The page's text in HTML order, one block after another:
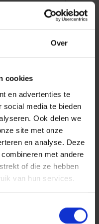
Over
cookies
en advertenties te
social media te bieden
Ook delen we
site met onze
en analyse. Deze
met andere
of die ze hebben
van hun services.
over de
zijn we eerst in
Ook hebben
zouden omgaan.
de buurtbewoners
weerlegd
was cruciaal voor
het zorgde er wel
bijna twee jaar
heel goed de kracht
om vragen over